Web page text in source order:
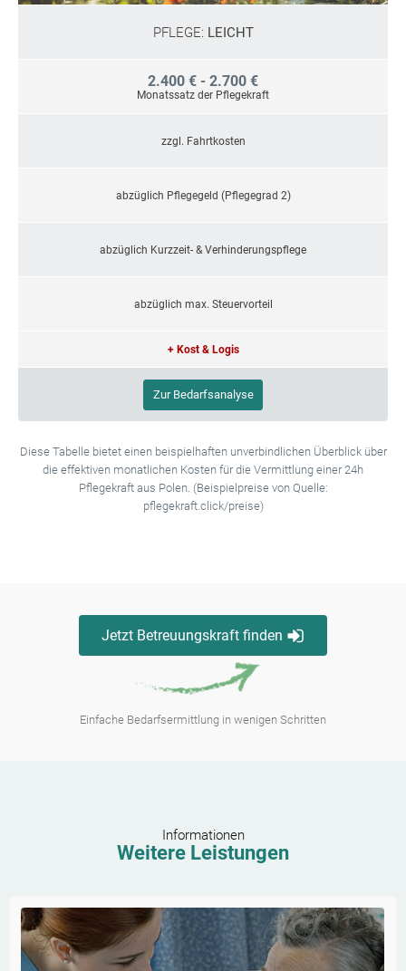
PFLEGE: LEICHT
2.400 € - 2.700 €
Monatssatz der Pflegekraft
zzgl. Fahrtkosten
abzüglich Pflegegeld (Pflegegrad 2)
abzüglich Kurzzeit- & Verhinderungspflege
abzüglich max. Steuervorteil
+ Kost & Logis
Zur Bedarfsanalyse
Diese Tabelle bietet einen beispielhaften unverbindlichen Überblick über
die effektiven monatlichen Kosten für die Vermittlung einer 24h
Pflegekraft aus Polen. (Beispielpreise von Quelle:
pflegekraft.click/preise)
Jetzt Betreuungskraft finden
Einfache Bedarfsermittlung in wenigen Schritten
Informationen
Weitere Leistungen